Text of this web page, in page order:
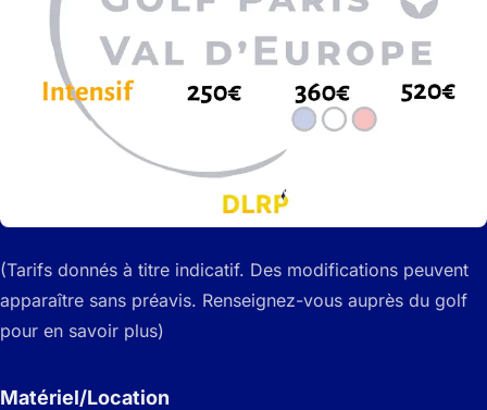
(Tarifs donnés à titre indicatif. Des modifications peuvent
apparaître sans préavis. Renseignez-vous auprès du golf
pour en savoir plus)
Matériel/Location